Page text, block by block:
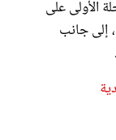
الأولى على
إلى جانب